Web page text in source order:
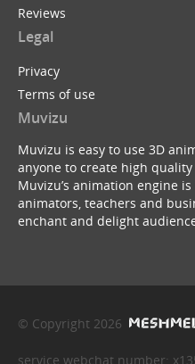
Reviews
Legal
Privacy
Terms of use
Muvizu
Muvizu is easy to use 3D
anyone to create high
Muvizu’s animation engine
animators, teachers and
enchant and delight
© Copyright 2026
service webchat number: